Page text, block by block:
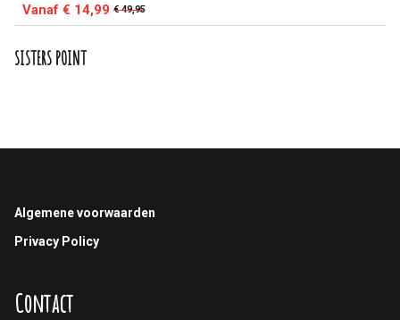
Vanaf € 14,99 € 49,95
SISTERS POINT
Footer
Algemene voorwaarden
Privacy Policy
Contact